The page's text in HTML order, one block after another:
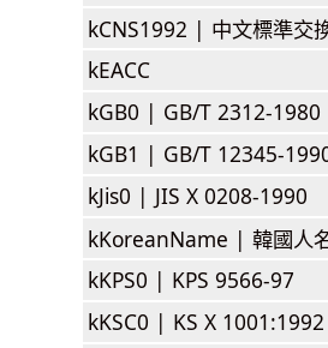
kCNS1992 | 中文標準交
kEACC
kGB0 | GB/T 2312-1980
kGB1 | GB/T 12345-
kJis0 | JIS X 0208-1990
kKoreanName | 韓國人
kKPS0 | KPS 9566-97
kKSC0 | KS X 1001:1992